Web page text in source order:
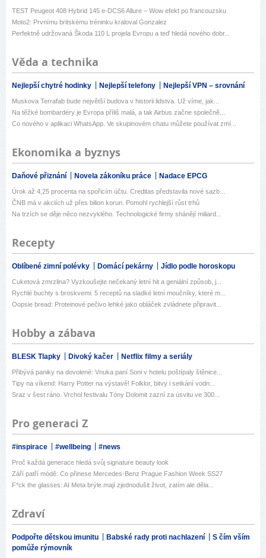
TEST Peugeot 408 Hybrid 145 e-DCS6 Allure – Wow efekt po francouzsku
Moto2: Prvnímu britskému tréninku kraloval Gonzalez
Perfektně udržovaná Škoda 110 L projela Evropu a teď hledá nového dobr...
Věda a technika
Nejlepší chytré hodinky Nejlepší telefony Nejlepší VPN – srovnání
Muskova Terrafab bude největší budova v historii lidstva. Už víme, jak...
Na těžké bombardéry je Evropa příliš malá, a tak Airbus začne společně...
Co nového v aplikaci WhatsApp. Ve skupinovém chatu můžete používat zmí...
Ekonomika a byznys
Daňové přiznání Novela zákoníku práce Nadace EPCG
Úrok až 4,25 procenta na spořicím účtu. Creditas představila nové sazb...
ČNB má v akciích už přes bilion korun. Pomohl rychlejší růst trhů
Na trzích se děje něco nezvyklého. Technologické firmy shánějí miliard...
Recepty
Oblíbené zimní polévky Domácí pekárny Jídlo podle horoskopu
Cuketová zmrzlina? Vyzkoušejte nečekaný letní hit a geniální způsob, j...
Rychlé buchty s broskvemi: 5 receptů na sladké letní moučníky, které m...
Oopsie bread: Proteinové pečivo lehké jako obláček zvládnete připravit...
Hobby a zábava
BLESK Tlapky Divoký kačer Netflix filmy a seriály
Přibývá paniky na dovolené: Vnuka paní Soni v hotelu poštípaly štěnice...
Tipy na víkend: Harry Potter na výstavě! Folklor, bitvy i setkání vodn...
Sraz v šest ráno. Vrchol festivalu Tóny Dolomit zazní za úsvitu ve 300...
Pro generaci Z
#inspirace #wellbeing #news
Proč každá generace hledá svůj signature beauty look
Září patří módě: Co přinese Mercedes-Benz Prague Fashion Week SS27
F*ck the glasses: AI Meta brýle mají zjednodušit život, zatím ale děla...
Zdraví
Podpořte dětskou imunitu Babské rady proti nachlazení
S čím vším
pomůže rýmovník